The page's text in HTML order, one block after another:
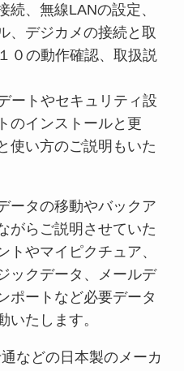
続、無線LANの設定、
、デジカメの接続と取
０の動作確認、取扱説
ートやセキュリティ設
のインストールと更
使い方のご説明もいた
ータの移動やバックア
がらご説明させていた
トやマイピクチュア、
ックデータ、メールデ
ポートなど必要データ
いたします。
などの日本製のメーカ